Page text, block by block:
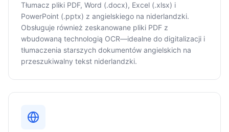
Tłumacz pliki PDF, Word (.docx), Excel (.xlsx) i
PowerPoint (.pptx) z angielskiego na niderlandzki.
Obsługuje również zeskanowane pliki PDF z
wbudowaną technologią OCR—idealne do digitalizacji i
tłumaczenia starszych dokumentów angielskich na
przeszukiwalny tekst niderlandzki.